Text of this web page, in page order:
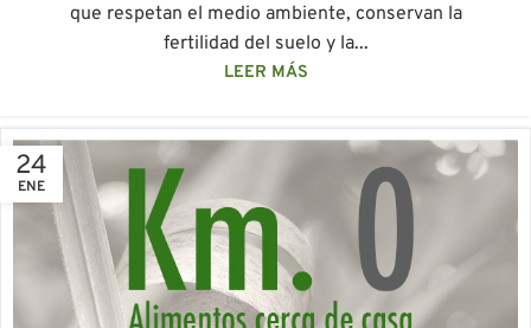
que respetan el medio ambiente, conservan la
fertilidad del suelo y la...
LEER MÁS
24
ENE